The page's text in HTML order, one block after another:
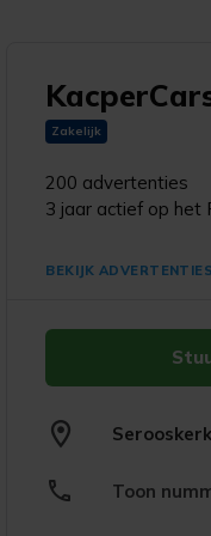
Zakelijk
200 advertenties
3 jaar actief op het
BEKIJK ADVERTENTIES
Toon